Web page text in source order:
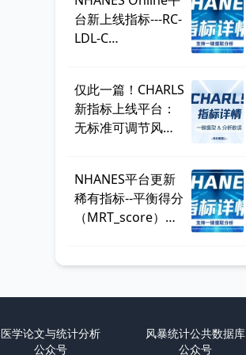
总
台新上线指标---RC-
LDL-C
仅此一篇！CHARLS
新指标上线平台：
无标准可调节风险
NHANES平台更新
稀有指标--平衡得分
（MRT_score），
医学论文与统计分析
公众号
风暴统计公共数据库
公众号